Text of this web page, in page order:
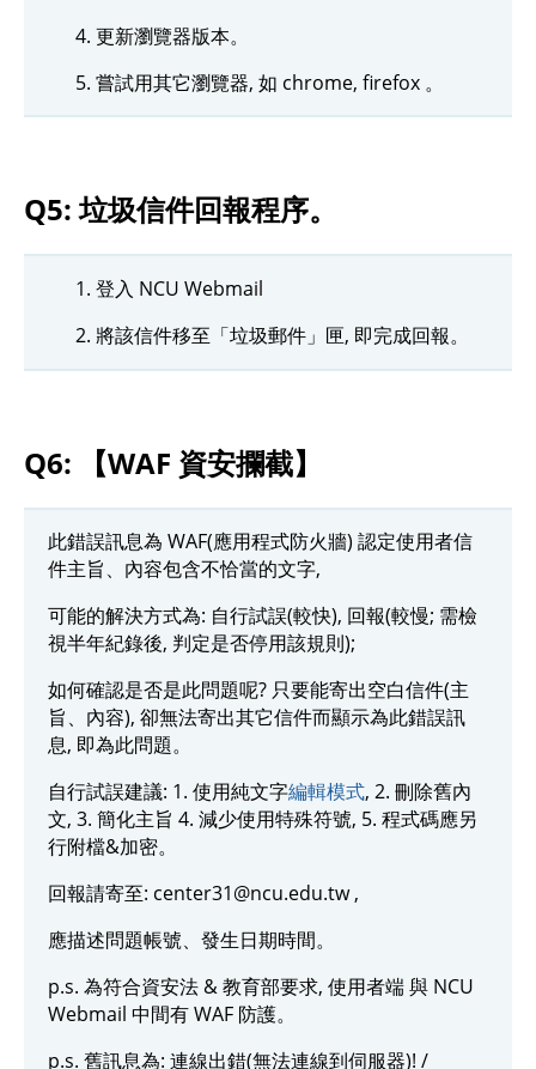
更新瀏覽器版本。
嘗試用其它瀏覽器, 如 chrome, firefox 。
Q5: 垃圾信件回報程序。
登入 NCU Webmail
將該信件移至「垃圾郵件」匣, 即完成回報。
Q6: 【WAF 資安攔截】
此錯誤訊息為 WAF(應用程式防火牆) 認定使用者信
件主旨、內容包含不恰當的文字,
可能的解決方式為: 自行試誤(較快), 回報(較慢; 需檢
視半年紀錄後, 判定是否停用該規則);
如何確認是否是此問題呢? 只要能寄出空白信件(主
旨、內容), 卻無法寄出其它信件而顯示為此錯誤訊
息, 即為此問題。
自行試誤建議: 1. 使用純文字編輯模式, 2. 刪除舊內
文, 3. 簡化主旨 4. 減少使用特殊符號, 5. 程式碼應另
行附檔&加密。
回報請寄至: center31@ncu.edu.tw ,
應描述問題帳號、發生日期時間。
p.s. 為符合資安法 & 教育部要求, 使用者端 與 NCU
Webmail 中間有 WAF 防護。
p.s. 舊訊息為: 連線出錯(無法連線到伺服器)! /